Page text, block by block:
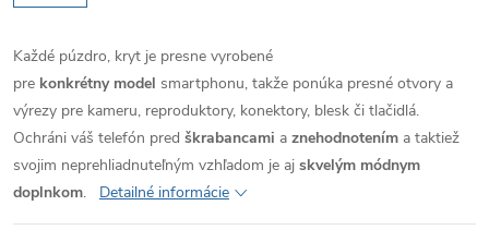
Každé púzdro, kryt je presne vyrobené
pre konkrétny model smartphonu, takže ponúka presné otvory a
výrezy pre kameru, reproduktory, konektory, blesk či tlačidlá.
Ochráni váš telefón pred škrabancami a znehodnotením a taktiež
svojim neprehliadnuteľným vzhľadom je aj skvelým módnym
doplnkom. Detailné informácie